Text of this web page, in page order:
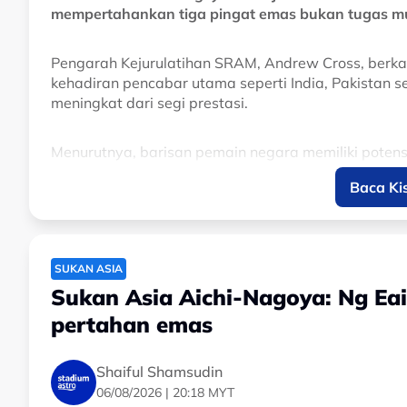
mempertahankan tiga pingat emas bukan tugas
Pengarah Kejurulatihan SRAM, Andrew Cross,
kehadiran pencabar utama seperti India, Pakistan
meningkat dari segi prestasi.
Menurutnya, barisan pemain negara memiliki
prestasi semasa, namun SRAM memilih untuk
Sebaliknya, fokus utama ketika ini adalah
Sementara itu, jurulatih berprestasi tinggi, Ajaz
memasuki fasa terakhir dengan penekanan
Ajax menjelaskan program persediaan turut
antarabangsa serta siri perlawanan percubaan
memastikan pemain mendapat pendedahan
Baca
SUKAN ASIA
Sukan Asia Aichi-Nagoya: Ng
pertahan emas
Shaiful Shamsudin
06/08/2026 | 20:18 MYT